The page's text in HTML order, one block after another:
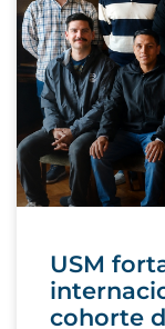
USM
cohorte